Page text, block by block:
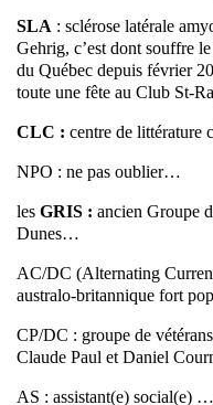
SLA : sclérose latérale
Gehrig, c’est dont souffre
du Québec depuis février
toute une fête au Club St-
CLC : centre de
NPO : ne pas oublier…
les GRIS : ancien Groupe
Dunes…
AC/DC (Alternating
australo-britannique fort
CP/DC : groupe de
Claude Paul et Daniel
AS : assistant(e) social(e)